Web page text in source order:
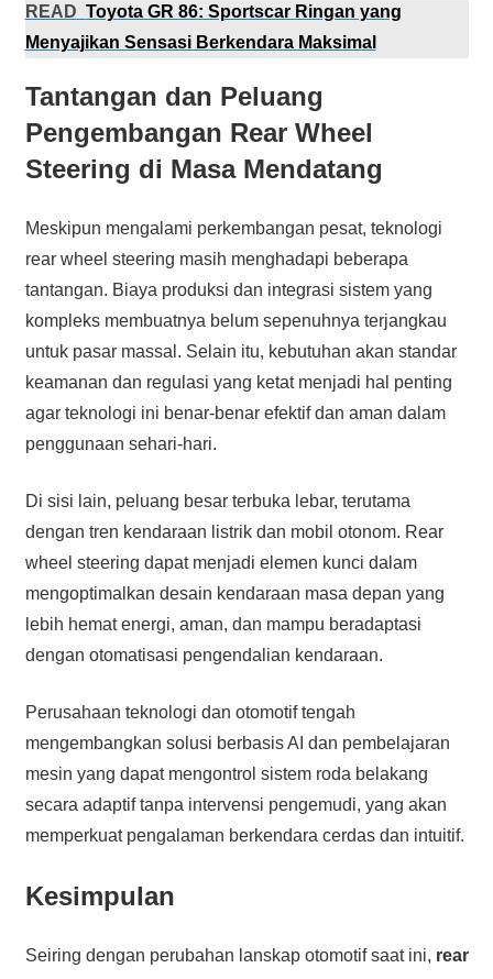
READ Toyota GR 86: Sportscar Ringan yang
Menyajikan Sensasi Berkendara Maksimal
Tantangan dan Peluang
Pengembangan Rear Wheel
Steering di Masa Mendatang
Meskipun mengalami perkembangan pesat, teknologi
rear wheel steering masih menghadapi beberapa
tantangan. Biaya produksi dan integrasi sistem yang
kompleks membuatnya belum sepenuhnya terjangkau
untuk pasar massal. Selain itu, kebutuhan akan standar
keamanan dan regulasi yang ketat menjadi hal penting
agar teknologi ini benar-benar efektif dan aman dalam
penggunaan sehari-hari.
Di sisi lain, peluang besar terbuka lebar, terutama
dengan tren kendaraan listrik dan mobil otonom. Rear
wheel steering dapat menjadi elemen kunci dalam
mengoptimalkan desain kendaraan masa depan yang
lebih hemat energi, aman, dan mampu beradaptasi
dengan otomatisasi pengendalian kendaraan.
Perusahaan teknologi dan otomotif tengah
mengembangkan solusi berbasis AI dan pembelajaran
mesin yang dapat mengontrol sistem roda belakang
secara adaptif tanpa intervensi pengemudi, yang akan
memperkuat pengalaman berkendara cerdas dan intuitif.
Kesimpulan
Seiring dengan perubahan lanskap otomotif saat ini, rear